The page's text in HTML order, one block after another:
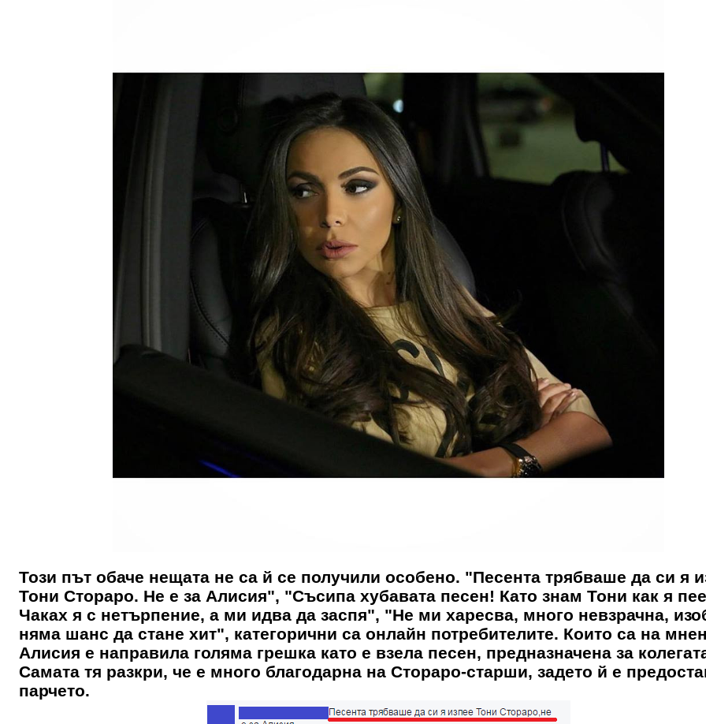
Този път обаче нещата не са й се получили особено. "Песента трябваше да си я
Тони Стораро. Не е за Алисия", "Съсипа хубавата песен! Като знам Тони как я
Чаках я с нетърпение, а ми идва да заспя", "Не ми харесва, много невзрачна,
няма шанс да стане хит", категорични са онлайн потребителите. Които са на
Алисия е направила голяма грешка като е взела песен, предназначена за
Самата тя разкри, че е много благодарна на Стораро-старши, задето й е
парчето.